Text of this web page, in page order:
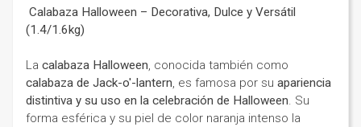
Calabaza Halloween – Decorativa, Dulce y Versátil
(1.4/1.6kg)
La calabaza Halloween, conocida también como
calabaza de Jack-o'-lantern, es famosa por su apariencia
distintiva y su uso en la celebración de Halloween. Su
forma esférica y su piel de color naranja intenso la